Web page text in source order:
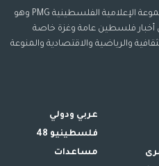
موقع غزة بوست هو احد خدمات المجموعة الإعلامية الفلسطينية PMG وهو
أخبار فلسطين عامة وغزة خاصة
والرياضية والاقتصادية والمنوعة
عربي ودولي
فلسطينيو 48
مساعدات